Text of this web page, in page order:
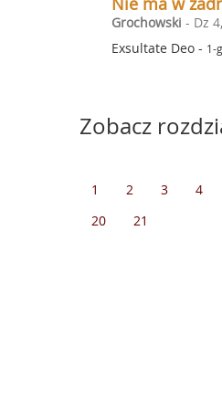
Grochowski - Dz
Exsultate Deo - 1-
Zobacz
1 2 3 4
20
21